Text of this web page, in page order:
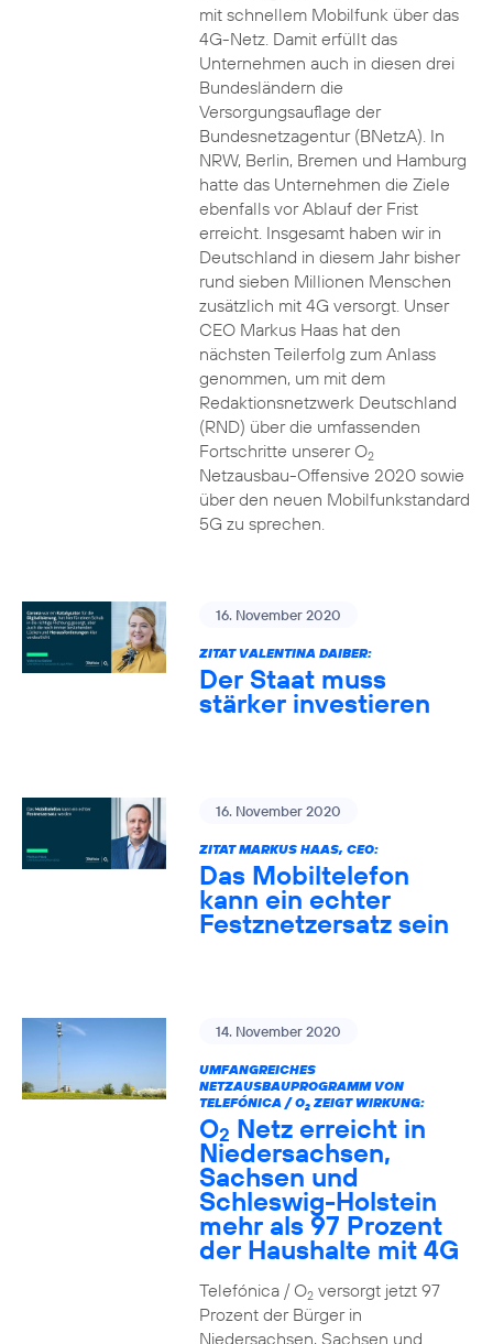
mit schnellem Mobilfunk über das
4G-Netz. Damit erfüllt das
Unternehmen auch in diesen drei
Bundesländern die
Versorgungsauflage der
Bundesnetzagentur (BNetzA). In
NRW, Berlin, Bremen und Hamburg
hatte das Unternehmen die Ziele
ebenfalls vor Ablauf der Frist
erreicht. Insgesamt haben wir in
Deutschland in diesem Jahr bisher
rund sieben Millionen Menschen
zusätzlich mit 4G versorgt. Unser
CEO Markus Haas hat den
nächsten Teilerfolg zum Anlass
genommen, um mit dem
Redaktionsnetzwerk Deutschland
(RND) über die umfassenden
Fortschritte unserer O2
Netzausbau-Offensive 2020 sowie
über den neuen Mobilfunkstandard
5G zu sprechen.
16. November 2020
ZITAT VALENTINA DAIBER:
Der Staat muss
stärker investieren
16. November 2020
ZITAT MARKUS HAAS, CEO:
Das Mobiltelefon
kann ein echter
Festznetzersatz sein
14. November 2020
UMFANGREICHES
NETZAUSBAUPROGRAMM VON
TELEFÓNICA / O2ZEIGT WIRKUNG:
O2 Netz erreicht in
Niedersachsen,
Sachsen und
Schleswig-Holstein
mehr als 97 Prozent
der Haushalte mit 4G
Telefónica / O2versorgt jetzt 97
Prozent der Bürger in
Niedersachsen, Sachsen und